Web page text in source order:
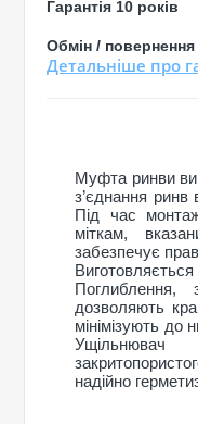
Гарантія 10 років
Обмін /
Детальніше про
Муфта ринви
з’єднання ринв
Під час
міткам,
забезпечує
Поглиблення,
дозволяють
мінімізують до
надійно